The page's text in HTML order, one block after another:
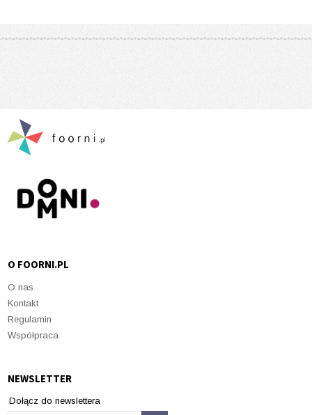
O FOORNI.PL
O nas
Kontakt
Regulamin
Współpraca
NEWSLETTER
Dołącz do newslettera